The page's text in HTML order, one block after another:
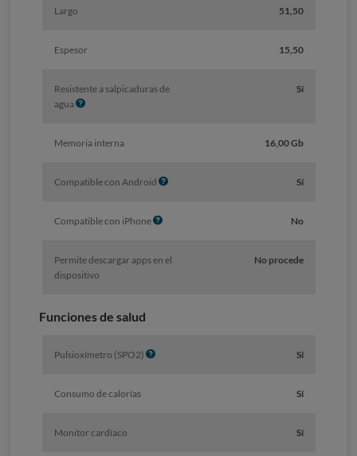
Largo 51,50
Espesor 15,50
Resistente a salpicaduras de
agua I
o
Sí
Memoria interna 16,00 Gb
Compatible con Android I
o
Sí
Compatible con iPhoneI
o
No
Permite descargar apps en el
dispositivo
No procede
Funciones de salud
Pulsioxímetro (SPO2) I
Sí
Consumo de calorías Sí
Monitor cardíaco Sí